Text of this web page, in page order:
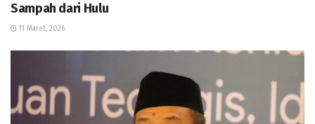
Sampah dari Hulu
11 Maret, 2026